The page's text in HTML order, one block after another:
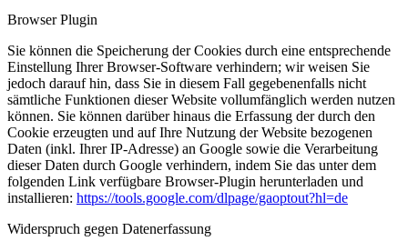
Browser Plugin
Sie können die Speicherung der Cookies durch eine entsprechende
Einstellung Ihrer Browser-Software verhindern; wir weisen Sie
jedoch darauf hin, dass Sie in diesem Fall gegebenenfalls nicht
sämtliche Funktionen dieser Website vollumfänglich werden nutzen
können. Sie können darüber hinaus die Erfassung der durch den
Cookie erzeugten und auf Ihre Nutzung der Website bezogenen
Daten (inkl. Ihrer IP-Adresse) an Google sowie die Verarbeitung
dieser Daten durch Google verhindern, indem Sie das unter dem
folgenden Link verfügbare Browser-Plugin herunterladen und
installieren: https://tools.google.com/dlpage/gaoptout?hl=de
Widerspruch gegen Datenerfassung